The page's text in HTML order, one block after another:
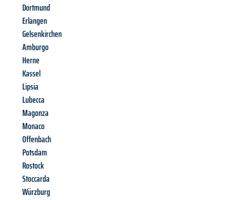
Dortmund
Erlangen
Gelsenkirchen
Amburgo
Herne
Kassel
Lipsia
Lubecca
Magonza
Monaco
Offenbach
Potsdam
Rostock
Stoccarda
Würzburg